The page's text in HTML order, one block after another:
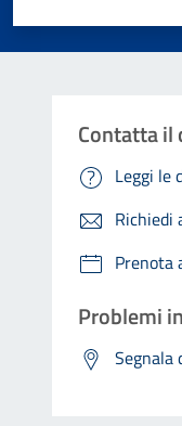
Contatta il
Leggi le
Richiedi
Prenota
Problemi
Segnala